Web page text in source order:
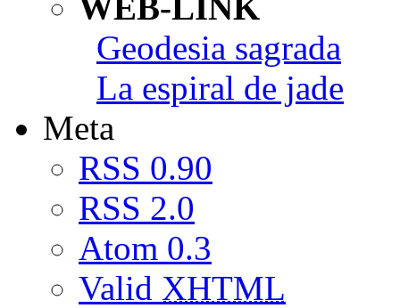
Geodesia sagrada
La espiral de jade
Meta
RSS 0.90
RSS 2.0
Atom 0.3
Valid XHTML